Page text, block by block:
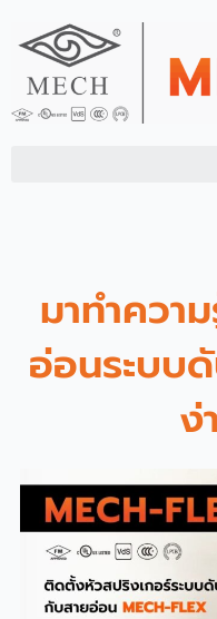
content
มาทำควา
อ่อนระบบ
ง่